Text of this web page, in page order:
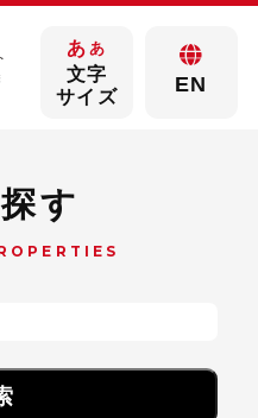
あ あ
文字
サイズ
EN
す